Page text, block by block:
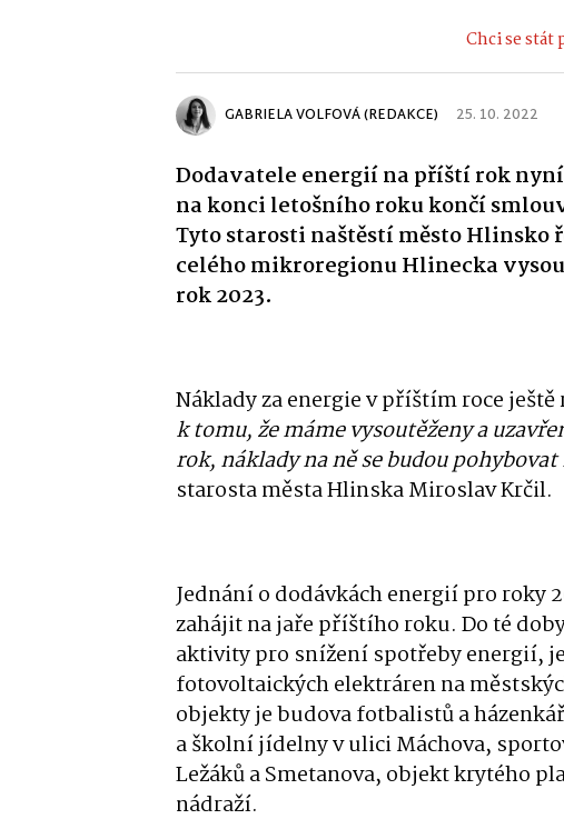
Chci se stát
GABRIELA VOLFOVÁ (REDAKCE) 25. 10. 2022
Dodavatele energií na příští rok
na konci letošního roku končí
Tyto starosti naštěstí město
celého mikroregionu Hlinecka
rok 2023.
Náklady za energie v příštím roce
k tomu, že máme vysoutěženy a
rok, náklady na ně se budou
starosta města Hlinska Miroslav Krčil.
Jednání o dodávkách energií pro roky
zahájit na jaře příštího roku. Do té
aktivity pro snížení spotřeby energií,
fotovoltaických elektráren na
objekty je budova fotbalistů a
a školní jídelny v ulici Máchova,
Ležáků a Smetanova, objekt krytého
nádraží.